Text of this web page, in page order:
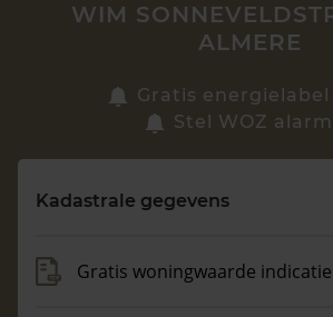
Vragen? Neem contact met ons op
088 220 4200
WIM
ALMERE
Gratis energielabel
Stel WOZ
Kadastrale gegevens
Gratis woningwaarde indicatie